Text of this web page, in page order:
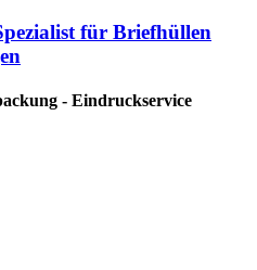
- Eindruckservice